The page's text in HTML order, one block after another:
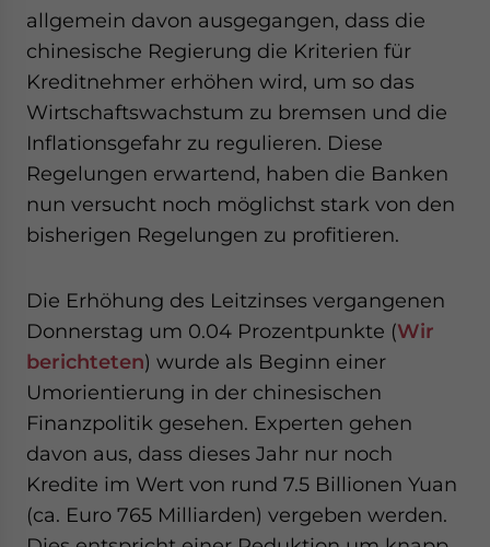
allgemein davon ausgegangen, dass die
chinesische Regierung die Kriterien für
Kreditnehmer erhöhen wird, um so das
Wirtschaftswachstum zu bremsen und die
Inflationsgefahr zu regulieren. Diese
Regelungen erwartend, haben die Banken
nun versucht noch möglichst stark von den
bisherigen Regelungen zu profitieren.
Die Erhöhung des Leitzinses vergangenen
Donnerstag um 0.04 Prozentpunkte (Wir
berichteten) wurde als Beginn einer
Umorientierung in der chinesischen
Finanzpolitik gesehen. Experten gehen
davon aus, dass dieses Jahr nur noch
Kredite im Wert von rund 7.5 Billionen Yuan
(ca. Euro 765 Milliarden) vergeben werden.
website. Please send me business news and updates